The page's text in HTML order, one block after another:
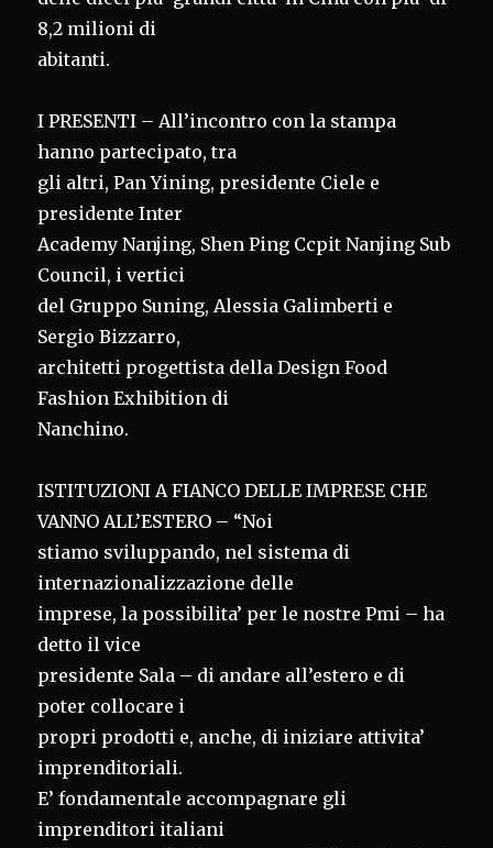
8,2 milioni di
abitanti.
I PRESENTI – All’incontro con la stampa
hanno partecipato, tra
gli altri, Pan Yining, presidente Ciele e
presidente Inter
Academy Nanjing, Shen Ping Ccpit Nanjing Sub
Council, i vertici
del Gruppo Suning, Alessia Galimberti e
Sergio Bizzarro,
architetti progettista della Design Food
Fashion Exhibition di
Nanchino.
ISTITUZIONI A FIANCO DELLE IMPRESE CHE
VANNO ALL’ESTERO – “Noi
stiamo sviluppando, nel sistema di
internazionalizzazione delle
imprese, la possibilita’ per le nostre Pmi – ha
detto il vice
presidente Sala – di andare all’estero e di
poter collocare i
propri prodotti e, anche, di iniziare attivita’
imprenditoriali.
E’ fondamentale accompagnare gli
imprenditori italiani